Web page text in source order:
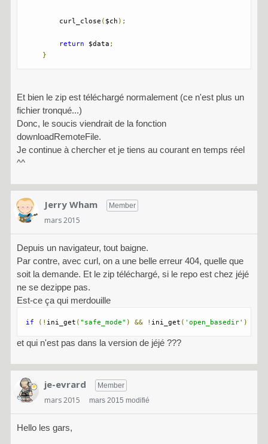
        curl_close
( $ch );
return $data ;
}
Et bien le zip est téléchargé normalement (ce n'est plus un
fichier tronqué...)
Donc, le soucis viendrait de la fonction
downloadRemoteFile.
Je continue à chercher et je tiens au courant en temps réel
^^
Jerry Wham Member
mars 2015
Depuis un navigateur, tout baigne.
Par contre, avec curl, on a une belle erreur 404, quelle que
soit la demande. Et le zip téléchargé, si le repo est chez jéjé
ne se dezippe pas.
Est-ce ça qui merdouille
if (! ini_get ( "safe_mode" ) && ! ini_get ( 'open_basedir' )
et qui n'est pas dans la version de jéjé ???
je-evrard Member
mars 2015 mars 2015 modifié
Hello les gars,